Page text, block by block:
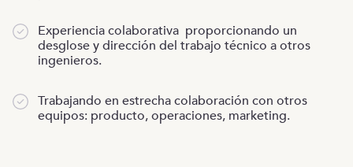
Experiencia colaborativa proporcionando un
desglose y dirección del trabajo técnico a otros
ingenieros.
Trabajando en estrecha colaboración con otros
equipos: producto, operaciones, marketing.